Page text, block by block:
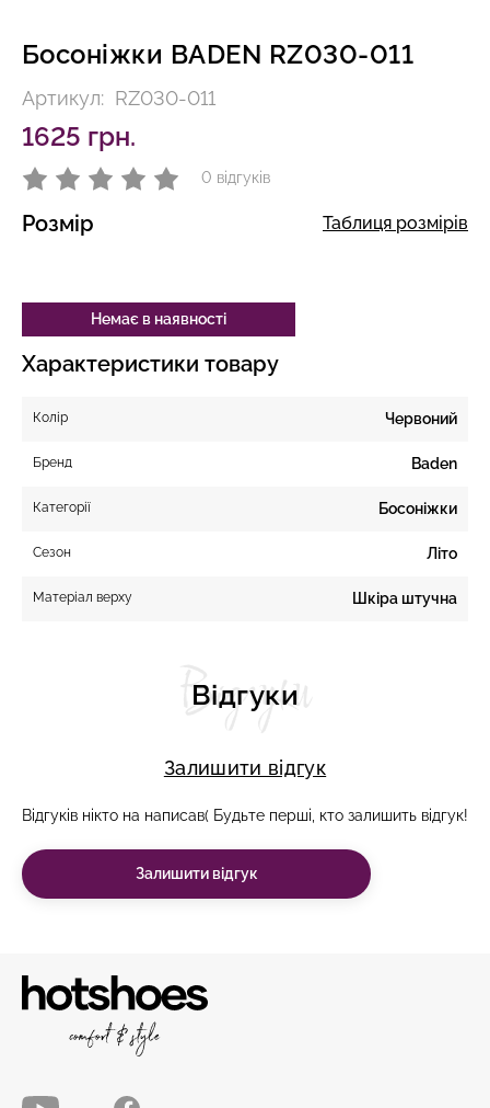
Босоніжки BADEN RZ030-011
Артикул: RZ030-011
1625 грн.
0 відгуків
Розмір Таблиця розмірів
Немає в наявності
Характеристики товару
Колір Червоний
Бренд Baden
Категорії Босоніжки
Сезон Літо
Матеріал верху Шкіра штучна
Відгуки
Відгуки
Залишити відгук
Відгуків нікто на написав( Будьте перші, кто залишить відгук!
Залишити відгук